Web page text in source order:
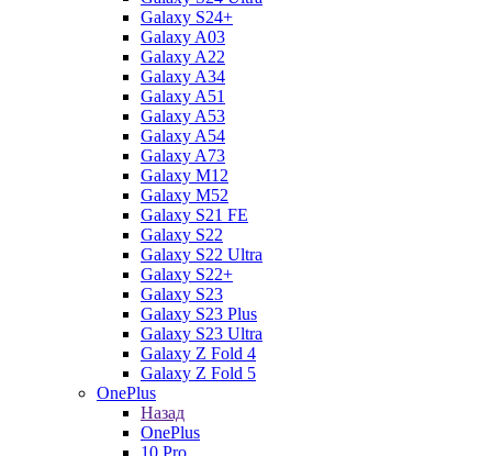
Galaxy S24+
Galaxy A03
Galaxy A22
Galaxy A34
Galaxy A51
Galaxy A53
Galaxy A54
Galaxy A73
Galaxy M12
Galaxy M52
Galaxy S21 FE
Galaxy S22
Galaxy S22 Ultra
Galaxy S22+
Galaxy S23
Galaxy S23 Plus
Galaxy S23 Ultra
Galaxy Z Fold 4
Galaxy Z Fold 5
OnePlus
Назад
OnePlus
10 Pro